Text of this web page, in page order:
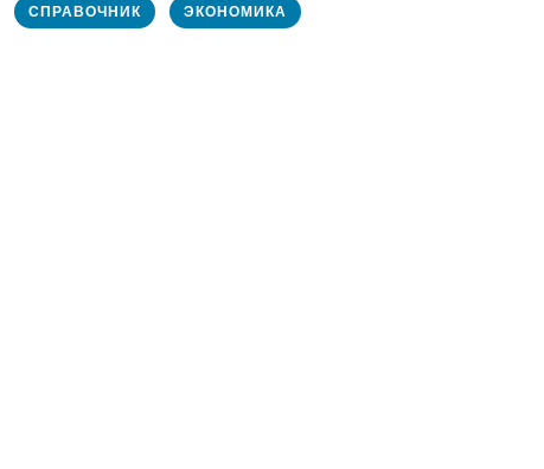
СПРАВОЧНИК ЭКОНОМИКА